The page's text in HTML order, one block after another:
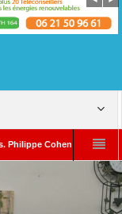
Cohen annonce se
L’Iran menace de